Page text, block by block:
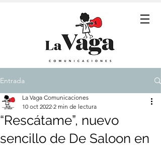
Entrada
“Rescátame”, nuevo
sencillo de De Saloon en
La Vaga Comunicaciones
10 oct 2022 2 min de lectura